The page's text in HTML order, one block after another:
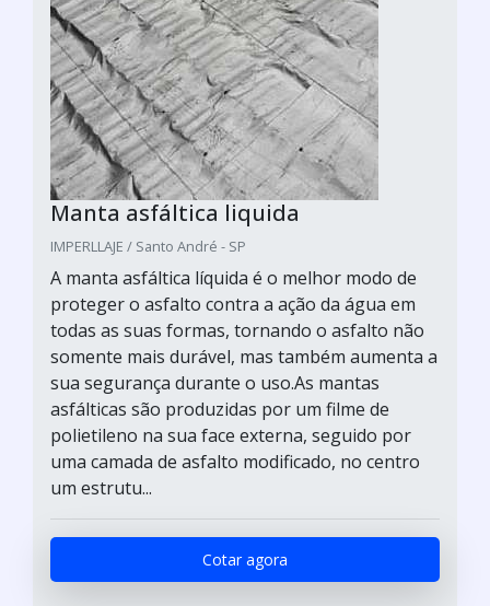
Manta asfáltica liquida
IMPERLLAJE / Santo André - SP
A manta asfáltica líquida é o melhor modo de
proteger o asfalto contra a ação da água em
todas as suas formas, tornando o asfalto não
somente mais durável, mas também aumenta a
sua segurança durante o uso.As mantas
asfálticas são produzidas por um filme de
polietileno na sua face externa, seguido por
uma camada de asfalto modificado, no centro
um estrutu...
Cotar agora